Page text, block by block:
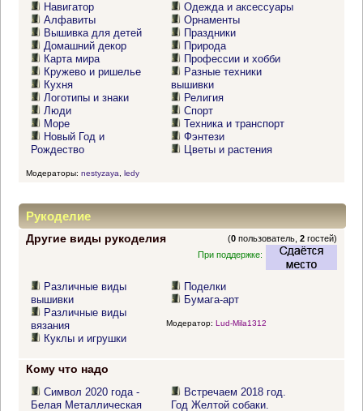
Навигатор
Алфавиты
Вышивка для детей
Домашний декор
Карта мира
Кружево и ришелье
Кухня
Логотипы и знаки
Люди
Море
Новый Год и
Рождество
Одежда и аксессуары
Орнаменты
Праздники
Природа
Профессии и хобби
Разные техники
вышивки
Религия
Спорт
Техника и транспорт
Фэнтези
Цветы и растения
Модераторы: nestyzaya ledy
Рукоделие
Другие виды рукоделия (0 пользователь,2 гостей)
При поддержке:
Различные виды
вышивки
Различные виды
вязания
Куклы и игрушки
Поделки
Бумага-арт
Модератор: Lud-Mila1312
Кому что надо
Символ 2020 года -
Белая Металлическая
Встречаем 2018 год.
Год Желтой собаки.